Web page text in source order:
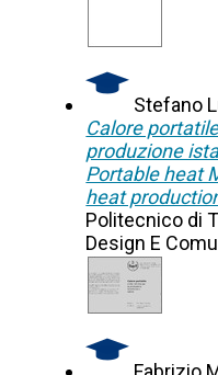
Stefano
Calore
produzione
Portable heat
heat
Politecnico di
Design E